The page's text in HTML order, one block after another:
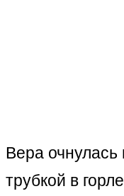
Вера очнулась
трубкой в